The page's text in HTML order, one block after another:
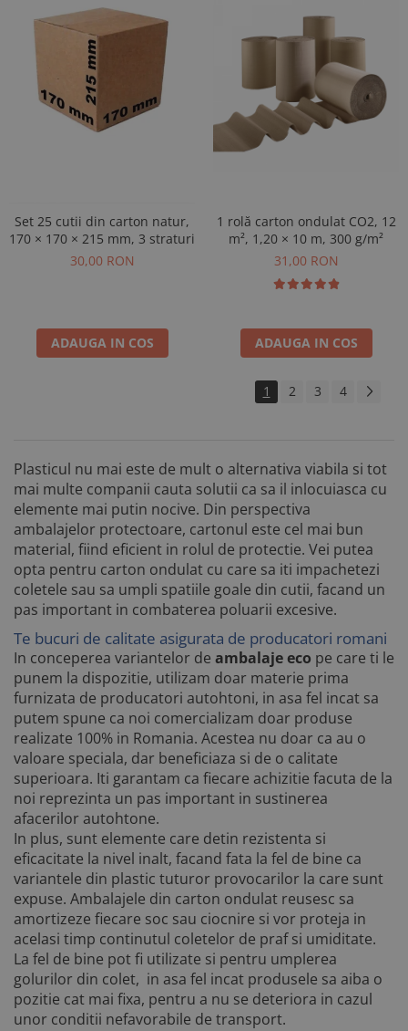
Set 25 cutii din carton natur,
170 × 170 × 215 mm, 3 straturi
30,00 RON
ADAUGA IN COS
1 rolă carton ondulat CO2, 12
m², 1,20 × 10 m, 300 g/m²
31,00 RON
ADAUGA IN COS
1 2 3 4
Plasticul nu mai este de mult o alternativa viabila si tot
mai multe companii cauta solutii ca sa il inlocuiasca cu
elemente mai putin nocive. Din perspectiva
ambalajelor protectoare, cartonul este cel mai bun
material, fiind eficient in rolul de protectie. Vei putea
opta pentru carton ondulat cu care sa iti impachetezi
coletele sau sa umpli spatiile goale din cutii, facand un
pas important in combaterea poluarii excesive.
Te bucuri de calitate asigurata de producatori romani
In conceperea variantelor de ambalaje eco pe care ti le
punem la dispozitie, utilizam doar materie prima
furnizata de producatori autohtoni, in asa fel incat sa
putem spune ca noi comercializam doar produse
realizate 100% in Romania. Acestea nu doar ca au o
valoare speciala, dar beneficiaza si de o calitate
superioara. Iti garantam ca fiecare achizitie facuta de la
noi reprezinta un pas important in sustinerea
afacerilor autohtone.
In plus, sunt elemente care detin rezistenta si
eficacitate la nivel inalt, facand fata la fel de bine ca
variantele din plastic tuturor provocarilor la care sunt
expuse. Ambalajele din carton ondulat reusesc sa
amortizeze fiecare soc sau ciocnire si vor proteja in
acelasi timp continutul coletelor de praf si umiditate.
La fel de bine pot fi utilizate si pentru umplerea
golurilor din colet, in asa fel incat produsele sa aiba o
pozitie cat mai fixa, pentru a nu se deteriora in cazul
unor conditii nefavorabile de transport.